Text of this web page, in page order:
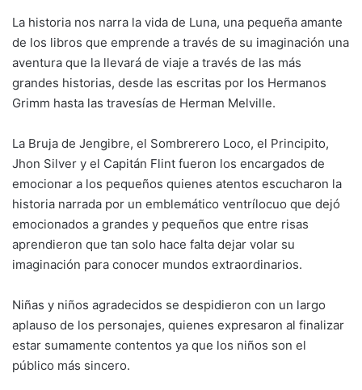
La historia nos narra la vida de Luna, una pequeña amante
de los libros que emprende a través de su imaginación una
aventura que la llevará de viaje a través de las más
grandes historias, desde las escritas por los Hermanos
Grimm hasta las travesías de Herman Melville.
La Bruja de Jengibre, el Sombrerero Loco, el Principito,
Jhon Silver y el Capitán Flint fueron los encargados de
emocionar a los pequeños quienes atentos escucharon la
historia narrada por un emblemático ventrílocuo que dejó
emocionados a grandes y pequeños que entre risas
aprendieron que tan solo hace falta dejar volar su
imaginación para conocer mundos extraordinarios.
Niñas y niños agradecidos se despidieron con un largo
aplauso de los personajes, quienes expresaron al finalizar
estar sumamente contentos ya que los niños son el
público más sincero.